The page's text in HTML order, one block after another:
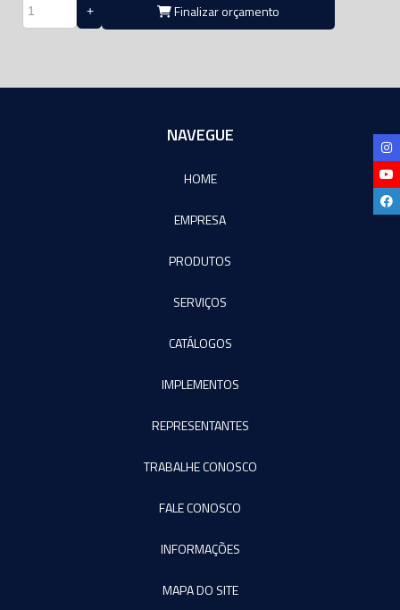
Finalizar orçamento
NAVEGUE
HOME
EMPRESA
PRODUTOS
SERVIÇOS
CATÁLOGOS
IMPLEMENTOS
REPRESENTANTES
TRABALHE CONOSCO
FALE CONOSCO
INFORMAÇÕES
MAPA DO SITE